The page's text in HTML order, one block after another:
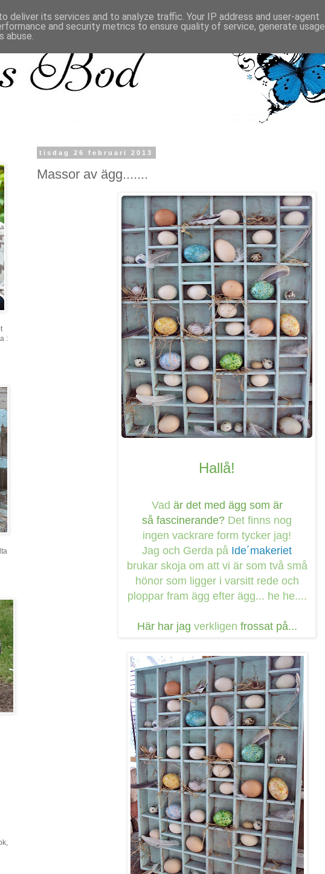
tisdag 26 februari 2013
Massor av ägg.......
Hallå!
Vad är det med ägg som är
så fascinerande? Det finns nog
ingen vackrare form tycker jag!
Jag och Gerda på Ide´makeriet
brukar skoja om att vi är som två små
hönor som ligger i varsitt rede och
ploppar fram ägg efter ägg... he he....
Här har jag verkligen frossat på...
:
deliver its services and to analyze traffic. Your IP address and user-agent
and security metrics to ensure quality of service, generate usage
abuse.